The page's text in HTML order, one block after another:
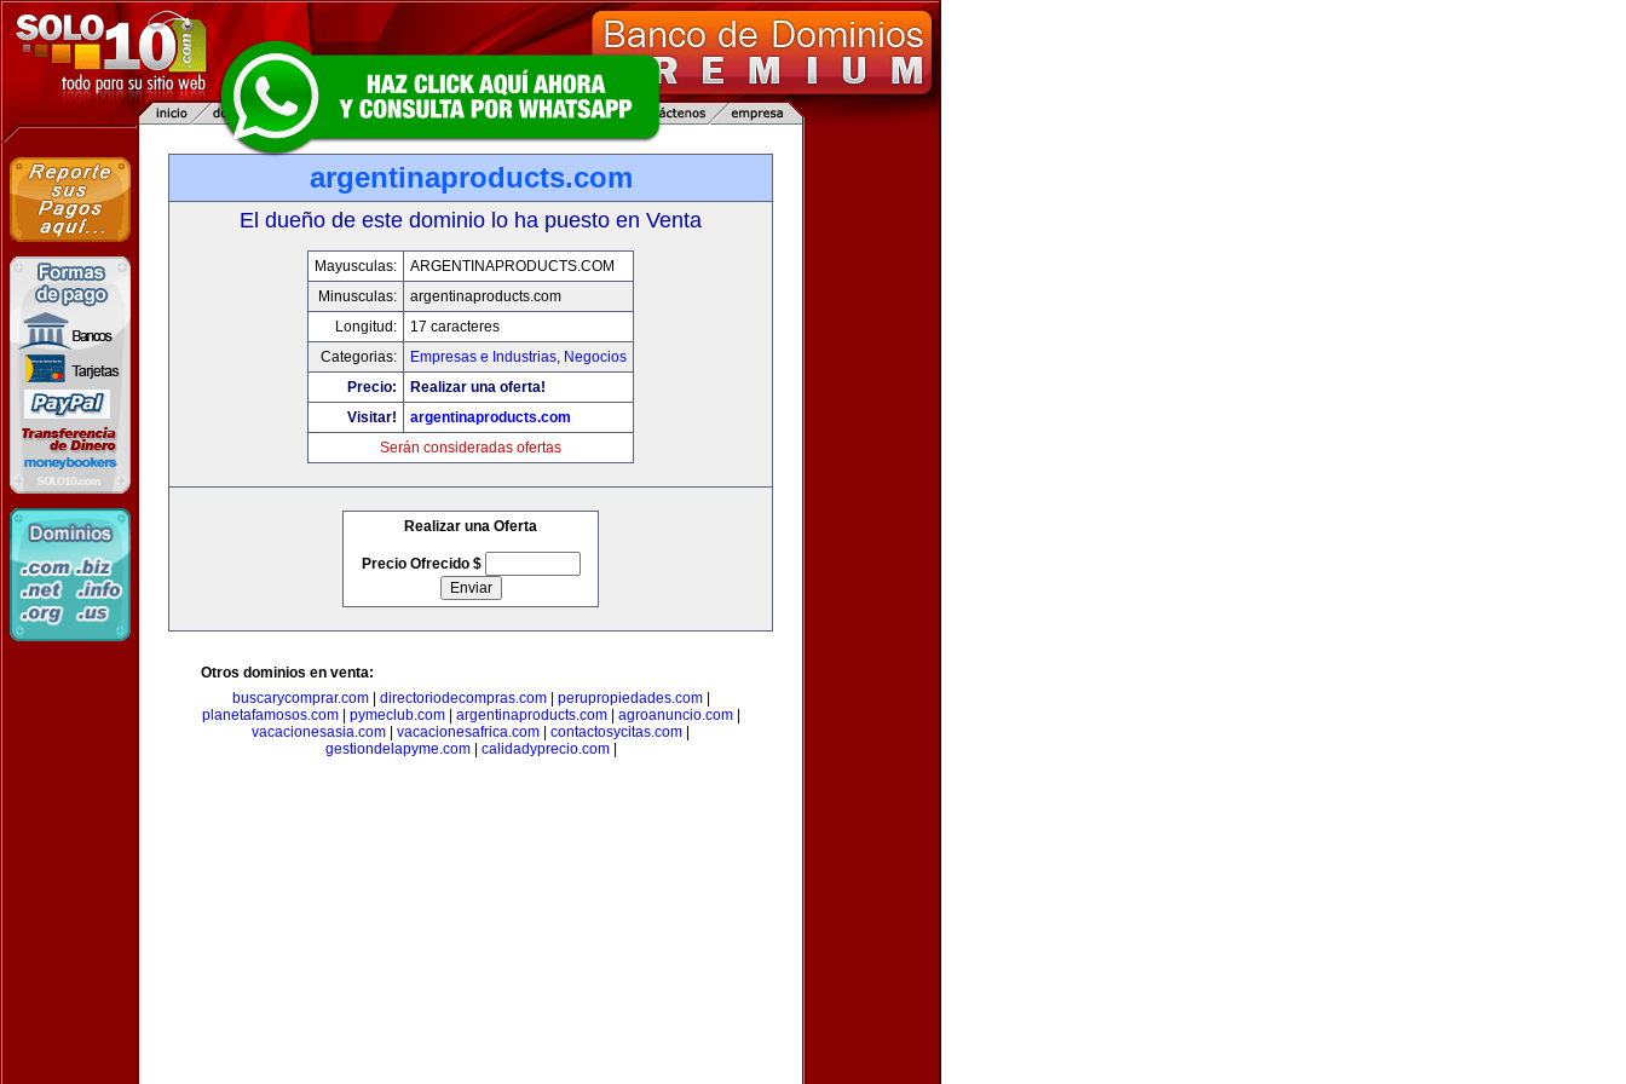
argentinaproducts.com
El dueño de este dominio lo ha puesto en Venta
Mayusculas:
ARGENTINAPRODUCTS.COM
Minusculas:
argentinaproducts.com
Longitud:
17 caracteres
Categorias:
Empresas e Industrias, Negocios
Precio:
Realizar una oferta!
Visitar!
argentinaproducts.com
Serán consideradas ofertas
Realizar una Oferta
Precio Ofrecido $
Otros dominios en venta:
buscarycomprar.com| directoriodecompras.com| perupropiedades.com|
planetafamosos.com| pymeclub.com| argentinaproducts.com| agroanuncio.com|
vacacionesasia.com
vacacionesafrica.com contactosycitas.com
gestiondelapyme.com| calidadyprecio.com|